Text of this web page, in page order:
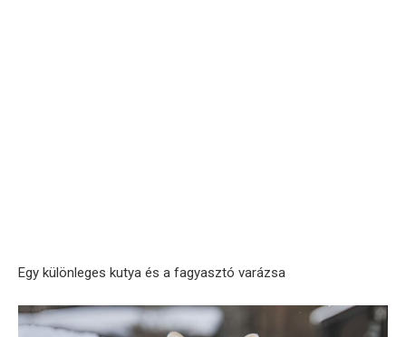
Egy különleges kutya és a fagyasztó varázsa